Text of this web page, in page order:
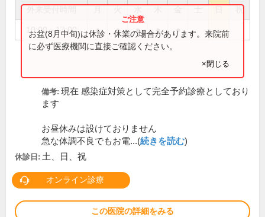
祝
10:00～17:00 ● ● ● ● ●
お盆(8月中旬)は休診・休業の場合があります。来院前
に必ず医療機関に直接ご確認ください。
×閉じる
備考: 現在 感染症対策として完全予約診療としており
ます
お昼休みは設けておりません
急な体調不良でもお電...(続きを読む)
休診日: 土、日、祝
オンライン診療
この医院の詳細をみる